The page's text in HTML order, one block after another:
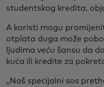
studentskog kredita,
A koristi mogu
otplata duga može
ljudima veću šansu da
kuća ili kredite za
„Naš specijalni sos